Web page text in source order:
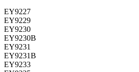
EY9227
EY9229
EY9230
EY9230B
EY9231
EY9231B
EY9233